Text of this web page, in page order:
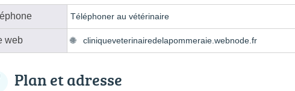
Téléphoner au vétérinaire
web cliniqueveterinairedelapommeraie.webnode.fr
Plan et adresse